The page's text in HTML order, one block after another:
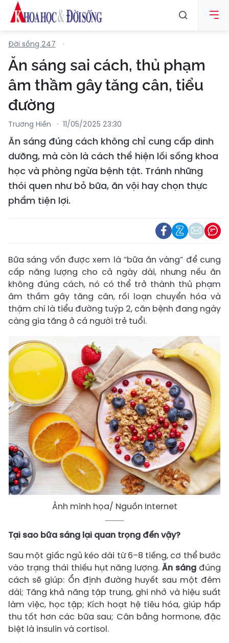
Đời sống 247
Ăn sáng sai cách, thủ phạm
âm thầm gây tăng cân, tiểu
đường
Trương Hiền 11/05/2025 23:30
Ăn sáng đúng cách không chỉ cung cấp dinh
dưỡng, mà còn là cách thể hiện lối sống khoa
học và phòng ngừa bệnh tật. Tránh những
thói quen như bỏ bữa, ăn vội hay chọn thực
phẩm tiện lợi.
Bữa sáng vốn được xem là “bữa ăn vàng” để cung
cấp năng lượng cho cả ngày dài, nhưng nếu ăn
không đúng cách, nó có thể trở thành thủ phạm
âm thầm gây tăng cân, rối loạn chuyển hóa và
thậm chí là tiểu đường tuýp 2, căn bệnh đang ngày
càng gia tăng ở cả người trẻ tuổi.
Ảnh minh họa/ Nguồn Internet
Tại sao bữa sáng lại quan trọng đến vậy?
Sau một giấc ngủ kéo dài từ 6–8 tiếng, cơ thể bước
vào trạng thái thiếu hụt năng lượng.Ăn sáng đúng
cách sẽ giúp: Ổn định đường huyết sau một đêm
dài; Tăng khả năng tập trung, ghi nhớ và hiệu suất
làm việc, học tập; Kích hoạt hệ tiêu hóa, giúp hấp
thu tốt hơn các bữa sau; Cân bằng hormone, đặc
biệt là insulin và cortisol.